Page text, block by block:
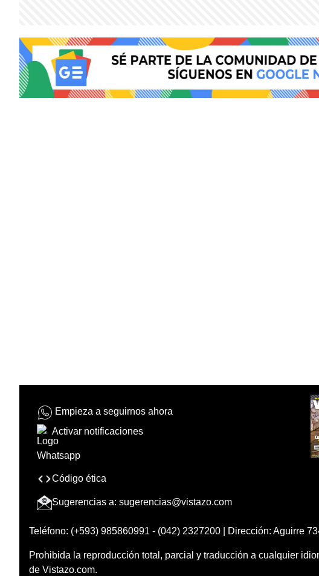
Empieza a seguirnos ahora
Activar notificaciones
Código ética
Sugerencias a: sugerencias@vistazo.com
Teléfono: (+593) 985860991 - (042) 2327200 | Dirección: Aguirre
Prohibida la reproducción total, parcial y traducción a cualquier
de Vistazo.com.